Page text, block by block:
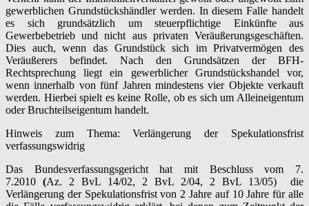
gewerblichen Grundstückshändler werden. In diesem Falle handelt
es sich grundsätzlich um steuerpflichtige Einkünfte aus
Gewerbebetrieb und nicht aus privaten Veräußerungsgeschäften.
Dies auch, wenn das Grundstück sich im Privatvermögen des
Veräußerers befindet. Nach den Grundsätzen der BFH-
Rechtsprechung liegt ein gewerblicher Grundstückshandel vor,
wenn innerhalb von fünf Jahren mindestens vier Objekte verkauft
werden. Hierbei spielt es keine Rolle, ob es sich um Alleineigentum
oder Bruchteilseigentum handelt.
Hinweis zum Thema: Verlängerung der Spekulationsfrist
verfassungswidrig
Das Bundesverfassungsgericht hat mit Beschluss vom 7.
7.2010 (Az. 2 BvL 14/02, 2 BvL 2/04, 2 BvL 13/05) die
Verlängerung der Spekulationsfrist von 2 Jahre auf 10 Jahre für alle